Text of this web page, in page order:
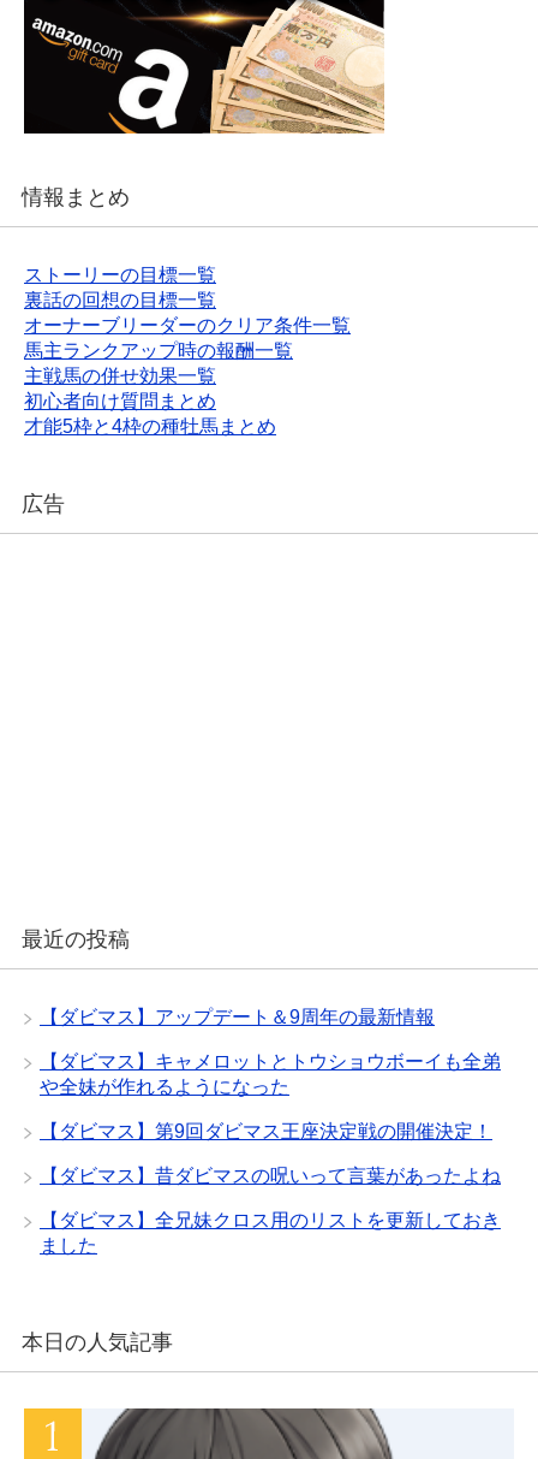
情報まとめ
ストーリーの目標一覧
裏話の回想の目標一覧
オーナーブリーダーのクリア条件一覧
馬主ランクアップ時の報酬一覧
主戦馬の併せ効果一覧
初心者向け質問まとめ
才能5枠と4枠の種牡馬まとめ
広告
最近の投稿
【ダビマス】アップデート＆9周年の最新情報
【ダビマス】キャメロットとトウショウボーイも全弟
や全妹が作れるようになった
【ダビマス】第9回ダビマス王座決定戦の開催決定！
【ダビマス】昔ダビマスの呪いって言葉があったよね
【ダビマス】全兄妹クロス用のリストを更新しておき
ました
本日の人気記事